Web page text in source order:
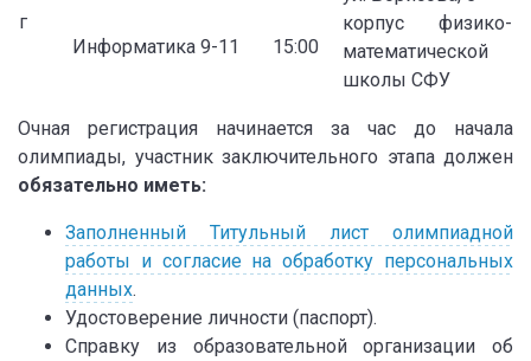
г
Информатика 9-11 15:00
корпус физико-
математической
школы СФУ
Очная регистрация начинается за час до начала
олимпиады, участник заключительного этапа должен
обязательно иметь:
Заполненный Титульный лист олимпиадной
работы и согласие на обработку персональных
данных.
Удостоверение личности (паспорт).
Справку из образовательной организации об